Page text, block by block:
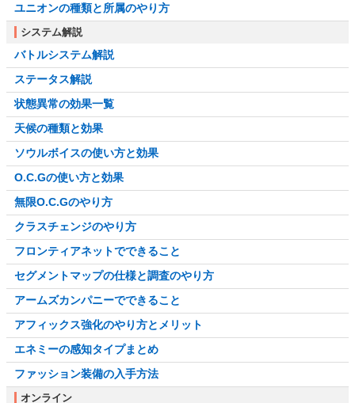
ユニオンの種類と所属のやり方
システム解説
バトルシステム解説
ステータス解説
状態異常の効果一覧
天候の種類と効果
ソウルボイスの使い方と効果
O.C.Gの使い方と効果
無限O.C.Gのやり方
クラスチェンジのやり方
フロンティアネットでできること
セグメントマップの仕様と調査のやり方
アームズカンパニーでできること
アフィックス強化のやり方とメリット
エネミーの感知タイプまとめ
ファッション装備の入手方法
オンライン